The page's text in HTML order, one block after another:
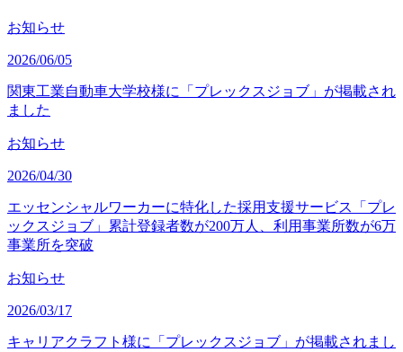
お知らせ
2026/06/05
関東工業自動車大学校様に「プレックスジョブ」が掲載され
ました
お知らせ
2026/04/30
エッセンシャルワーカーに特化した採用支援サービス「プレ
ックスジョブ」累計登録者数が200万人、利用事業所数が6万
事業所を突破
お知らせ
2026/03/17
キャリアクラフト様に「プレックスジョブ」が掲載されまし